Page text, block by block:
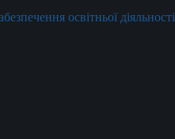
освітньої діяльності